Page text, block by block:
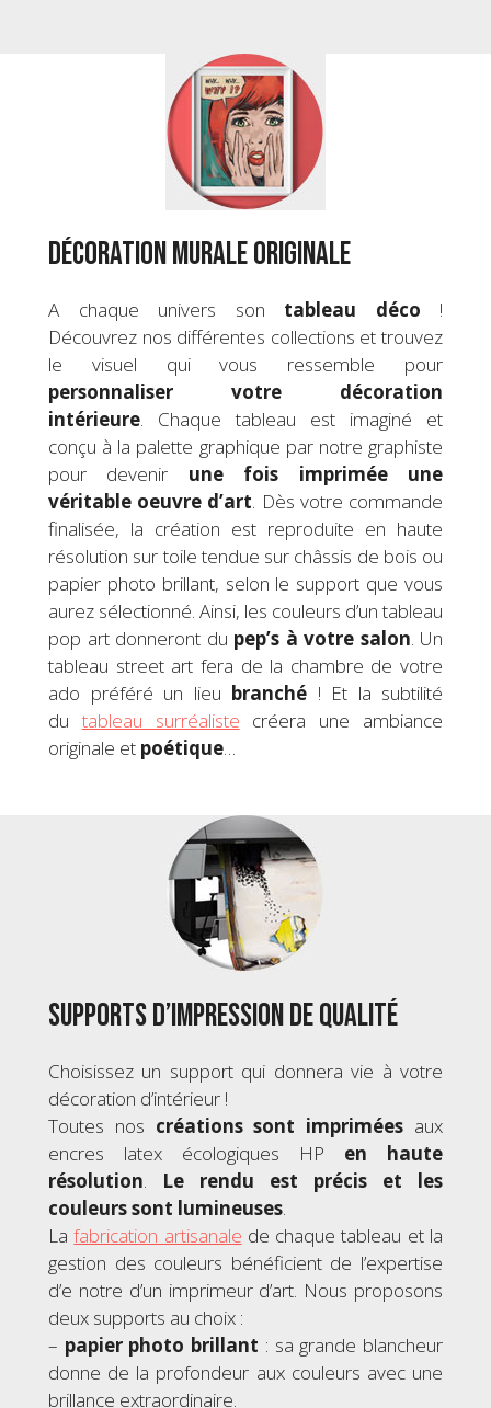
Décoration murale originale
A chaque univers son tableau déco !
Découvrez nos différentes collections et trouvez
le visuel qui vous ressemble pour
personnaliser votre
décoration
intérieure. Chaque tableau est imaginé et
conçu à la palette graphique par notre graphiste
pour devenir une fois imprimée
une
véritable oeuvre d’art. Dès votre commande
finalisée, la création est reproduite en haute
résolution sur toile tendue sur châssis de bois ou
papier photo brillant, selon le support que vous
aurez sélectionné. Ainsi, les couleurs d’un tableau
pop art donneront du pep’s à votre salon. Un
tableau street art fera de la chambre de votre
ado préféré un lieu branché ! Et la subtilité
dutableau surréaliste créera une ambiance
originale et poétique…
Supports d’impression de qualité
Choisissez un support qui donnera vie à votre
décoration d’intérieur !
Toutes nos créations sont imprimées aux
encres latex écologiques HP en haute
résolution. Le rendu est précis et les
couleurs sont lumineuses.
Lafabrication artisanale de chaque tableau et la
gestion des couleurs bénéficient de l’expertise
d’e notre d’un imprimeur d’art. Nous proposons
deux supports au choix :
– papier photo brillant : sa grande blancheur
donne de la profondeur aux couleurs avec une
brillance extraordinaire.